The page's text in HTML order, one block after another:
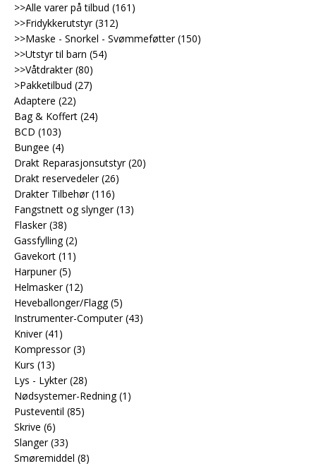
>>Alle varer på tilbud (161)
>>Fridykkerutstyr (312)
>>Maske - Snorkel - Svømmeføtter (150)
>>Utstyr til barn (54)
>>Våtdrakter (80)
>Pakketilbud (27)
Adaptere (22)
Bag & Koffert (24)
BCD (103)
Bungee (4)
Drakt Reparasjonsutstyr (20)
Drakt reservedeler (26)
Drakter Tilbehør (116)
Fangstnett og slynger (13)
Flasker (38)
Gassfylling (2)
Gavekort (11)
Harpuner (5)
Helmasker (12)
Heveballonger/Flagg (5)
Instrumenter-Computer (43)
Kniver (41)
Kompressor (3)
Kurs (13)
Lys - Lykter (28)
Nødsystemer-Redning (1)
Pusteventil (85)
Skrive (6)
Slanger (33)
Smøremiddel (8)